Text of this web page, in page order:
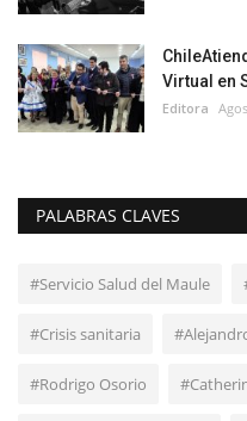
Virtual en
Editora
PALABRAS CLAVES
#Servicio Salud del Maule
#Crisis sanitaria
#Rodrigo Osorio